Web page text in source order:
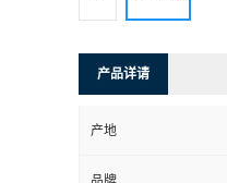
产品详请
产地